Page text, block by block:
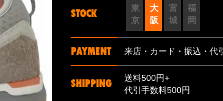
STOCK
東
京
大
阪
宮
城
福
岡
PAYMENT 来店・カード・振込・代引
SHIPPING
送料500円+
代引手数料500円